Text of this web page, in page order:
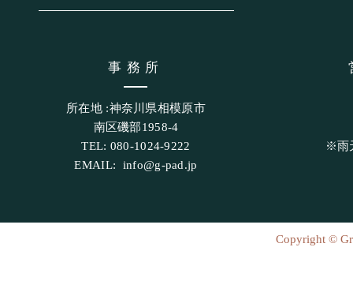
​事務所
所在地 :神奈川県相模原市
南区磯部1958-4
TEL: 080-1024-9222
EMAIL: info@g-pad.jp
​※雨
Copyright ©